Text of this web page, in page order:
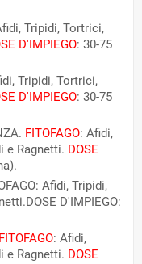
Tripidi, Tortrici,
D'IMPIEGO: 30-75
Tripidi, Tortrici,
D'IMPIEGO: 30-75
FITOFAGO: Afidi,
e Ragnetti. DOSE
Afidi, Tripidi,
D'IMPIEGO:
FITOFAGO: Afidi,
e Ragnetti. DOSE